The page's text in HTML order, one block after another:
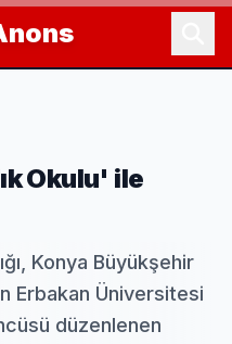
Okulu' ile
Konya Büyükşehir
Erbakan Üniversitesi
düzenlenen